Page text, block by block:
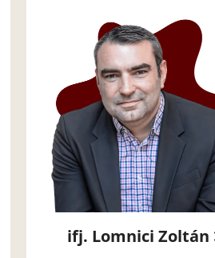
ifj. Lomnici Zoltán